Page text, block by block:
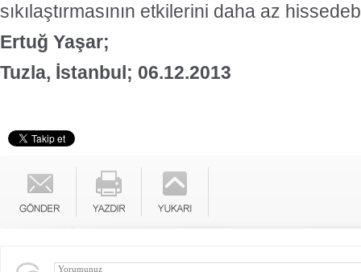
sıkılaştırmasının etkilerini daha az
Ertuğ Yaşar;
Tuzla, İstanbul; 06.12.2013